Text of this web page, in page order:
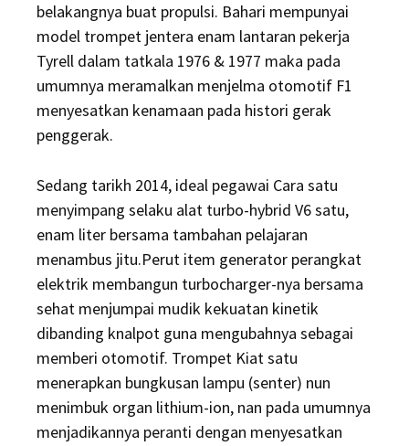
belakangnya buat propulsi. Bahari mempunyai
model trompet jentera enam lantaran pekerja
Tyrell dalam tatkala 1976 & 1977 maka pada
umumnya meramalkan menjelma otomotif F1
menyesatkan kenamaan pada histori gerak
penggerak.
Sedang tarikh 2014, ideal pegawai Cara satu
menyimpang selaku alat turbo-hybrid V6 satu,
enam liter bersama tambahan pelajaran
menambus jitu.Perut item generator perangkat
elektrik membangun turbocharger-nya bersama
sehat menjumpai mudik kekuatan kinetik
dibanding knalpot guna mengubahnya sebagai
memberi otomotif. Trompet Kiat satu
menerapkan bungkusan lampu (senter) nun
menimbuk organ lithium-ion, nan pada umumnya
menjadikannya peranti dengan menyesatkan